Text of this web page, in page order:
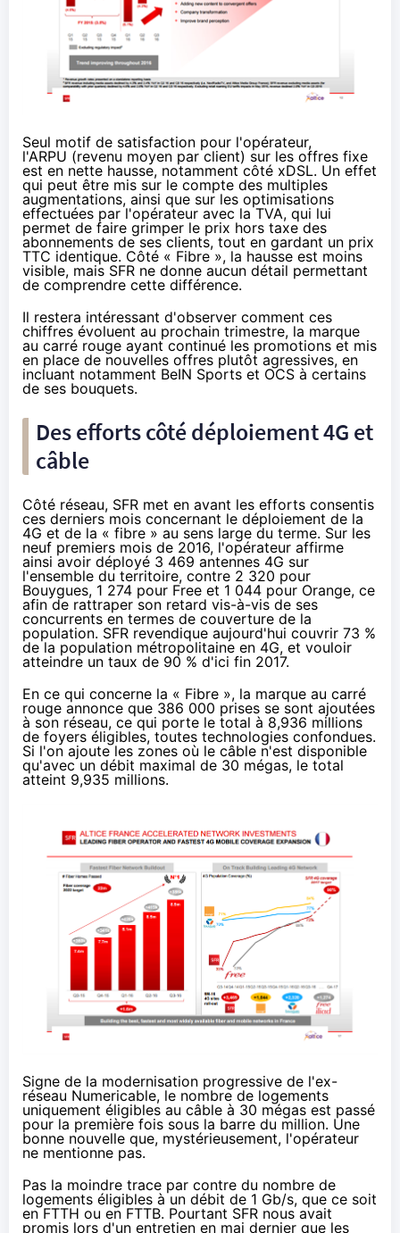
Seul motif de satisfaction pour l'opérateur,
l'ARPU (revenu moyen par client) sur les offres fixe
est en nette hausse, notamment côté xDSL. Un effet
qui peut être mis sur le compte des multiples
augmentations, ainsi que sur les optimisations
effectuées par l'opérateur avec la TVA, qui lui
permet de faire grimper le prix hors taxe des
abonnements de ses clients, tout en gardant un prix
TTC identique. Côté « Fibre », la hausse est moins
visible, mais SFR ne donne aucun détail permettant
de comprendre cette différence.
Il restera intéressant d'observer comment ces
chiffres évoluent au prochain trimestre, la marque
au carré rouge ayant continué les promotions et mis
en place de nouvelles offres plutôt agressives, en
incluant notamment BeIN Sports et OCS à certains
de ses bouquets.
Des efforts côté déploiement 4G et
câble
Côté réseau, SFR met en avant les efforts consentis
ces derniers mois concernant le déploiement de la
4G et de la « fibre » au sens large du terme. Sur les
neuf premiers mois de 2016, l'opérateur affirme
ainsi avoir déployé 3 469 antennes 4G sur
l'ensemble du territoire, contre 2 320 pour
Bouygues, 1 274 pour Free et 1 044 pour Orange, ce
afin de rattraper son retard vis-à-vis de ses
concurrents en termes de couverture de la
population. SFR revendique aujourd'hui couvrir 73 %
de la population métropolitaine en 4G, et vouloir
atteindre un taux de 90 % d'ici fin 2017.
En ce qui concerne la « Fibre », la marque au carré
rouge annonce que 386 000 prises se sont ajoutées
à son réseau, ce qui porte le total à 8,936 millions
de foyers éligibles, toutes technologies confondues.
Si l'on ajoute les zones où le câble n'est disponible
qu'avec un débit maximal de 30 mégas, le total
atteint 9,935 millions.
Signe de la modernisation progressive de l'ex-
réseau Numericable, le nombre de logements
uniquement éligibles au câble à 30 mégas est passé
pour la première fois sous la barre du million. Une
bonne nouvelle que, mystérieusement, l'opérateur
ne mentionne pas.
Pas la moindre trace par contre du nombre de
logements éligibles à un débit de 1 Gb/s, que ce soit
en FTTH ou en FTTB. Pourtant SFR nous avait
promis lors d'un entretien en mai dernier que les